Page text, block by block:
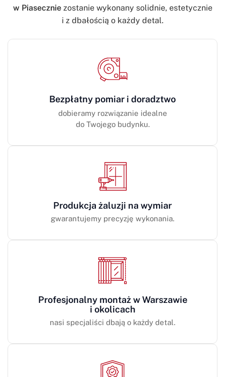
w Piaseczniezostanie wykonany solidnie, estetycznie
i z dbałością o każdy detal.
Bezpłatny pomiar i doradztwo
dobieramy rozwiązanie idealne
do Twojego budynku.
Produkcja żaluzji na wymiar
gwarantujemy precyzję wykonania.
Profesjonalny montaż w Warszawie
i okolicach
nasi specjaliści dbają o każdy detal.